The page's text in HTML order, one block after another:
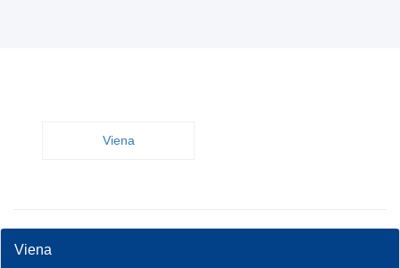
Viena
Viena